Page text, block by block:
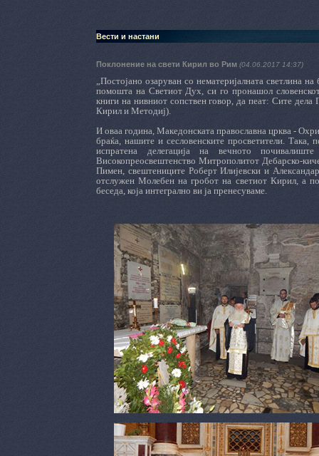
Вести и настани
Поклонение на свети Кирил во Рим (04.06.2017 14:37)
„Постојано озаруван со нематеријалната светлина
помошта на Светиот Дух, си го пронашол
книги на нивниот сопствен говор, да пеат: Сите
Кирил и Методиј).
И оваа година, Македонската православна црква -
браќа, нашите и сесловенските просветители.
испратена делегација на вечното
Високопреосвештенство Митрополитот Дебарско-
Пимен, свештениците Роберт Илијевски и
отслужен Молебен на гробот на светиот Кирил, а
беседа, која интегрално ви ја пренесуваме.